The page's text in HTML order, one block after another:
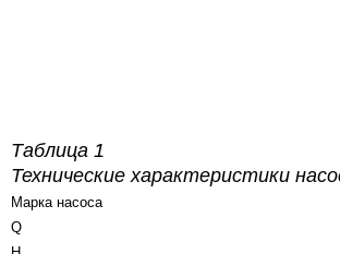
Таблица 1
Технические характеристики
Марка насоса
Q